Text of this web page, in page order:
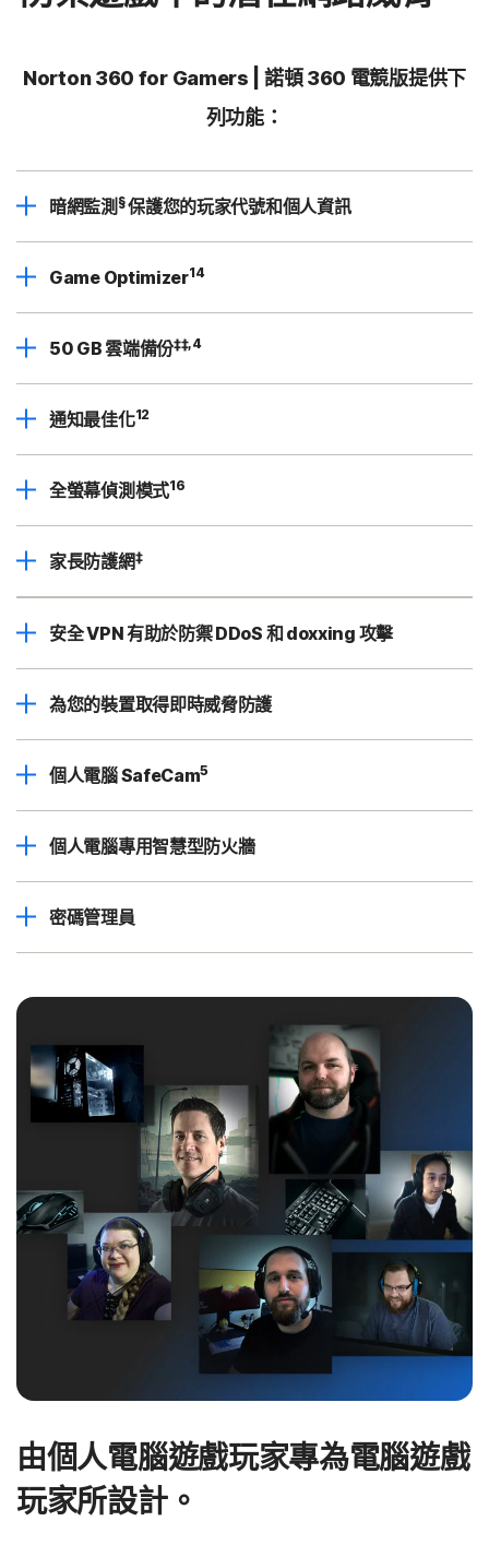
Norton 360 for Gamers | 諾頓 360 電競版提供下
列功能：
暗網監測§保護您的玩家代號和個人資訊
Game Optimizer14
50 GB 雲端備份‡‡,4
通知最佳化12
全螢幕偵測模式16
家長防護網‡
安全 VPN 有助於防禦 DDoS 和 doxxing 攻擊
為您的裝置取得即時威脅防護
個人電腦 SafeCam5
個人電腦專用智慧型防火牆
密碼管理員
由個人電腦遊戲玩家專為電腦遊戲
玩家所設計。